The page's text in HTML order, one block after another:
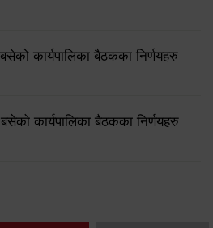
कार्यपालिका बैठकका निर्णयहरु
कार्यपालिका बैठकका निर्णयहरु